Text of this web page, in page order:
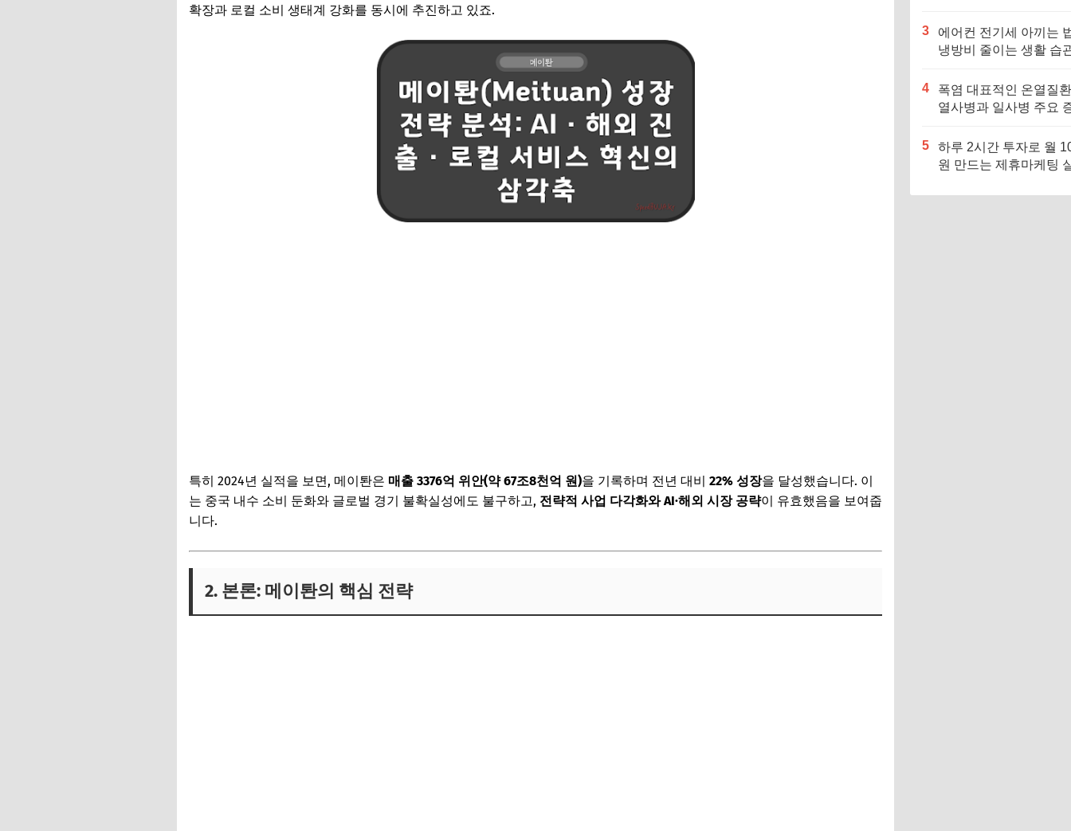
확장과 로컬 소비 생태계 강화를 동시에 추진하고 있죠.
특히 2024년 실적을 보면, 메이퇀은 매출 3376억 위안(약 67조8천억 원)을 기록하며 전년 대비 22% 성장을 달성했습니다. 이
는 중국 내수 소비 둔화와 글로벌 경기 불확실성에도 불구하고, 전략적 사업 다각화와 AI·해외 시장 공략이 유효했음을 보여줍
니다.
2. 본론: 메이퇀의 핵심 전략
3
에어컨 전기세 아끼는
냉방비 줄이는 생활 습
4
폭염 대표적인 온열질
열사병과 일사병 주요
5
하루 2시간 투자로 월
원 만드는 제휴마케팅